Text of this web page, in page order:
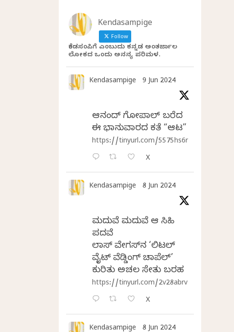
Kendasampige
Follow
ಕೆಂಡಸಂಪಿಗೆ ಎಂಬುದು ಕನ್ನಡ ಅಂತರ್ಜಾಲ
ಲೋಕದ ಒಂದು ಅನನ್ಯ ಪರಿಮಳ.
Kendasampige 9 Jun 2024
ಆನಂದ್‌ ಗೋಪಾಲ್‌ ಬರೆದ
ಈ ಭಾನುವಾರದ ಕತೆ “ಆಟ”
https://tinyurl.com/5575hs6r
X
Kendasampige 8 Jun 2024
ಮದುವೆ ಮದುವೆ ಆ ಸಿಹಿ
ಪದವೆ
ಲಾಸ್‌ ವೇಗಸ್‌ನ ‘ಲಿಟಲ್
ವೈಟ್ ವೆಡ್ಡಿಂಗ್ ಚಾಪೆಲ್’
ಕುರಿತು ಅಚಲ ಸೇತು ಬರಹ
https://tinyurl.com/2v28abrv
X
Kendasampige 8 Jun 2024